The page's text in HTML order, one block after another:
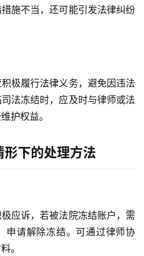
施不当，还可能引发法律纠纷
极履行法律义务，避免因违法
法冻结时，应及时与律师或法
护权益。
下的处理方法
应诉，若被法院冻结账户，需
申请解除冻结。可通过律师协
。